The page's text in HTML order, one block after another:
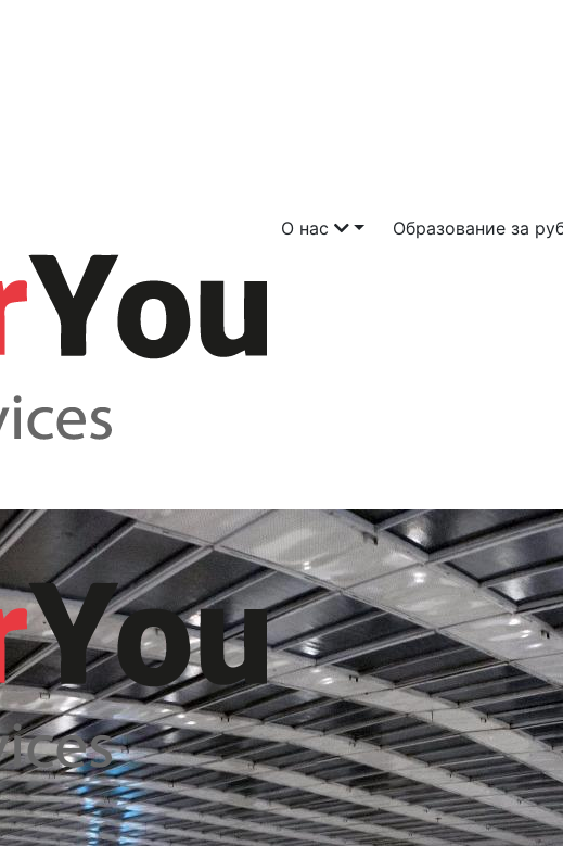
О нас Образование за